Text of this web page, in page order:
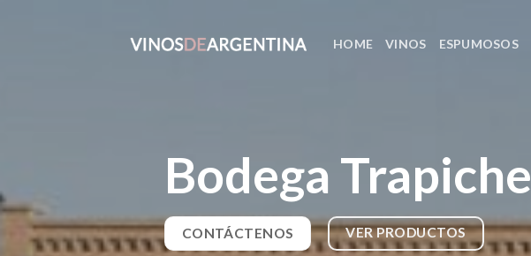
HOME VINOS ESPUMOSOS
Bodega Trapiche
CONTÁCTENOS VER PRODUCTOS